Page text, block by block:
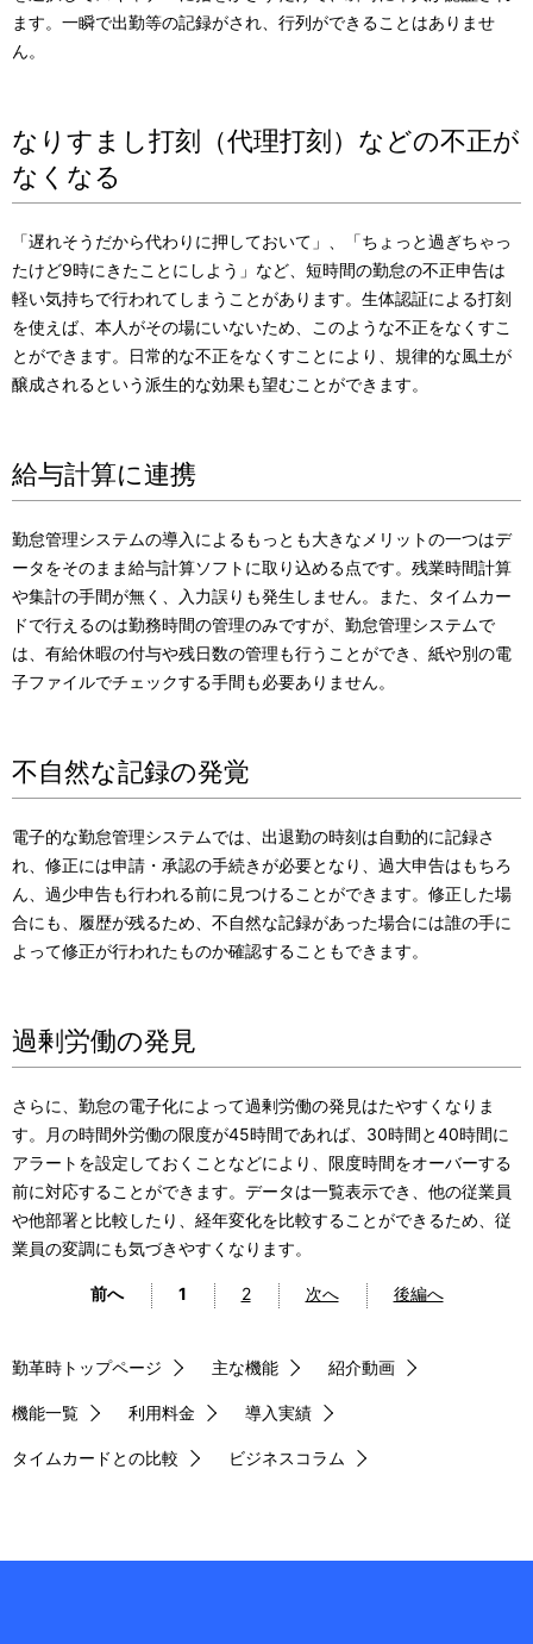
ます。一瞬で出勤等の記録がされ、行列ができることはありませ
ん。
なりすまし打刻（代理打刻）などの不正が
なくなる
「遅れそうだから代わりに押しておいて」、「ちょっと過ぎちゃっ
たけど9時にきたことにしよう」など、短時間の勤怠の不正申告は
軽い気持ちで行われてしまうことがあります。生体認証による打刻
を使えば、本人がその場にいないため、このような不正をなくすこ
とができます。日常的な不正をなくすことにより、規律的な風土が
醸成されるという派生的な効果も望むことができます。
給与計算に連携
勤怠管理システムの導入によるもっとも大きなメリットの一つはデ
ータをそのまま給与計算ソフトに取り込める点です。残業時間計算
や集計の手間が無く、入力誤りも発生しません。また、タイムカー
ドで行えるのは勤務時間の管理のみですが、勤怠管理システムで
は、有給休暇の付与や残日数の管理も行うことができ、紙や別の電
子ファイルでチェックする手間も必要ありません。
不自然な記録の発覚
電子的な勤怠管理システムでは、出退勤の時刻は自動的に記録さ
れ、修正には申請・承認の手続きが必要となり、過大申告はもちろ
ん、過少申告も行われる前に見つけることができます。修正した場
合にも、履歴が残るため、不自然な記録があった場合には誰の手に
よって修正が行われたものか確認することもできます。
過剰労働の発見
さらに、勤怠の電子化によって過剰労働の発見はたやすくなりま
す。月の時間外労働の限度が45時間であれば、30時間と40時間に
アラートを設定しておくことなどにより、限度時間をオーバーする
前に対応することができます。データは一覧表示でき、他の従業員
や他部署と比較したり、経年変化を比較することができるため、従
業員の変調にも気づきやすくなります。
前へ 1 2 次へ 後編へ
勤革時トップページ 主な機能 紹介動画
機能一覧 利用料金 導入実績
タイムカードとの比較 ビジネスコラム